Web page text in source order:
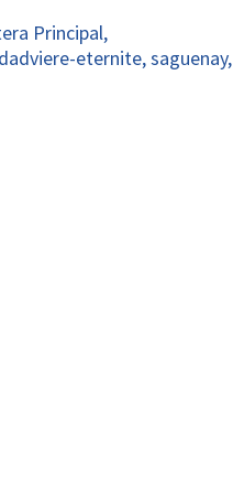
Principal,
eternite, saguenay,